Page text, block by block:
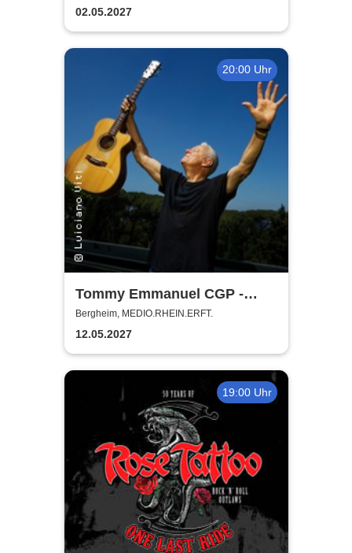
Alex Parker
02.05.2027
20:00 Uhr
Tommy Emmanuel CGP -
Living in the Light Tour
Bergheim, MEDIO.RHEIN.ERFT.
12.05.2027
19:00 Uhr